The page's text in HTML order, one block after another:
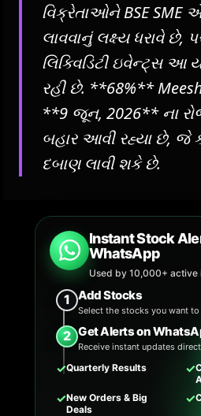
વિક્રેતાઓને BSE
લાવવાનું લક્ષ્ય ધરાવે છે,
લિક્વિડિટી ઇવેન્ટ્સ આ
રહી છે. **68%**
**9 જૂન, 2026** ના
બહાર આવી રહ્યા છે, જે
દબાણ લાવી શકે છે.
Instant Stock
WhatsApp
Used by 10,000+ active
1 Add Stocks
Select the stocks you want
2 Get Alerts on
Receive instant updates
✓Quarterly Results ✓
✓New Orders & Big
Deals
✓